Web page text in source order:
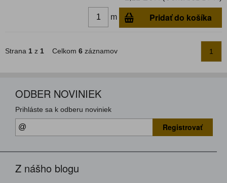
m Pridať do košíka
Strana 1 z 1 Celkom 6 záznamov 1
ODBER NOVINIEK
Prihláste sa k odberu noviniek
Registrovať
Z nášho blogu